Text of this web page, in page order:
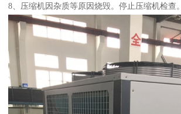
8、压缩机因杂质等原因烧毁。停止压缩机检查。